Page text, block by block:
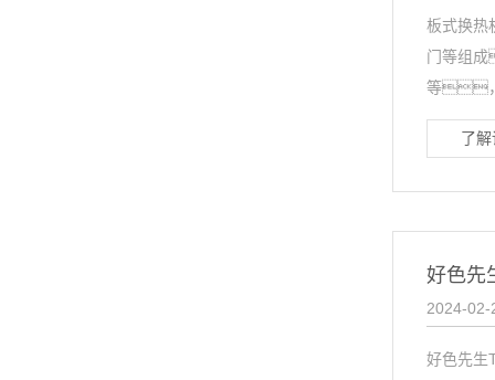
板式换
门等组
等
了
好色先
2024-02-
好色先